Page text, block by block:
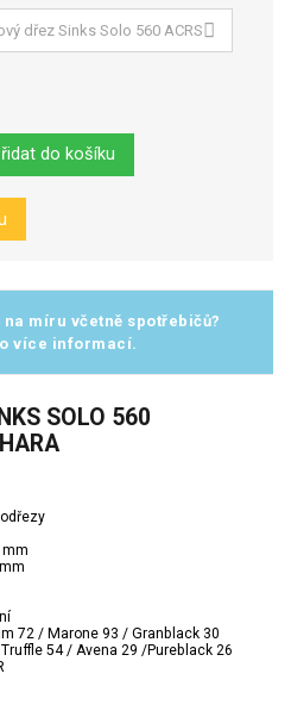
do košíku
míru včetně spotřebičů?
více informací.
SOLO 560
72 / Marone 93 / Granblack 30
54 / Avena 29 /Pureblack 26